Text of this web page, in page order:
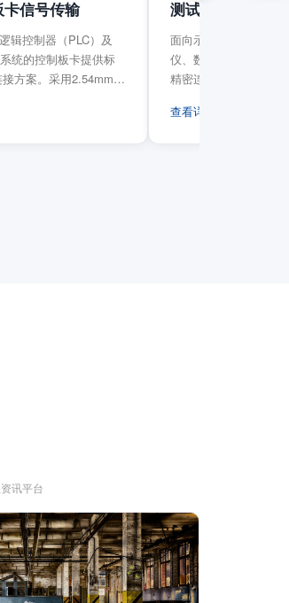
卡信号传输
辑控制器（PLC）及
统的控制板卡提供标
方案。采用2.54mm标
测试与测量设备
面向示波器、信号发
仪、数据采集卡等电
精密连接需求，提供
查看详情 →
讯平台